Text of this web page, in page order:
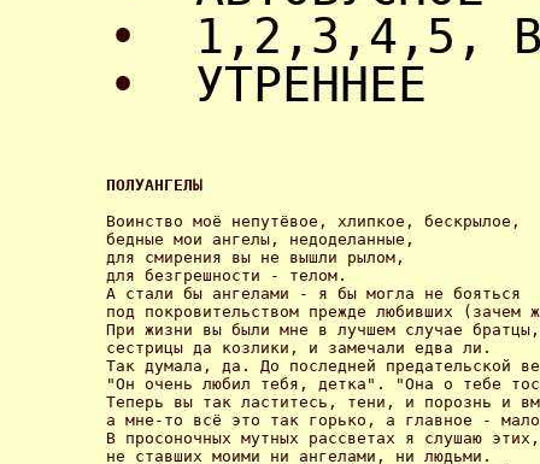
• 1,2,3,4,5,
• УТРЕННЕЕ
ПОЛУАНГЕЛЫ
Воинство моё непутёвое, хлипкое, бескрылое,
бедные мои ангелы, недоделанные,
для смирения вы не вышли рылом,
для безгрешности - телом.
А стали бы ангелами - я бы могла не бояться
под покровительством прежде любивших (зачем
При жизни вы были мне в лучшем случае братцы,
сестрицы да козлики, и замечали едва ли.
Так думала, да. До последней предательской
"Он очень любил тебя, детка". "Она о тебе
Теперь вы так ластитесь, тени, и порознь и
а мне-то всё это так горько, а главное -
В просоночных мутных рассветах я слушаю этих,
не ставших моими ни ангелами, ни людьми.